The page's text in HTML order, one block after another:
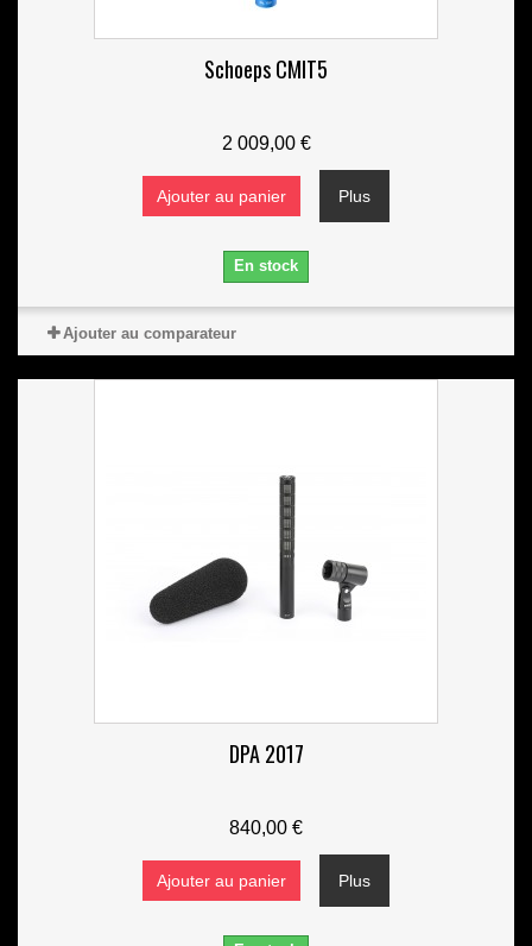
Schoeps CMIT5
2 009,00 €
Ajouter au panier Plus
En stock
Ajouter au comparateur
DPA 2017
840,00 €
Ajouter au panier Plus